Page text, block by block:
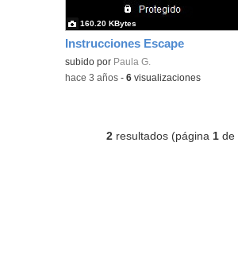
Instrucciones Escape
Contenido educativo.
subido por Paula G.
160.20 KBytes
-hace 3 años -6 visualizaciones
2 resultados (página 1 de